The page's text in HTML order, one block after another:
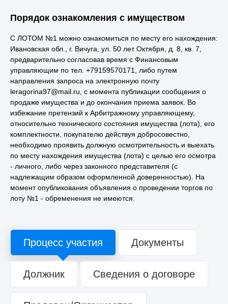
Порядок ознакомления с имуществом
С ЛОТОМ №1 можно ознакомиться по месту его нахождения:
Ивановская обл., г. Вичуга, ул. 50 лет Октября, д. 8, кв. 7,
предварительно согласовав время с Финансовым
управляющим по тел. +79159570171, либо путем
направления запроса на электронную почту
leragorina97@mail.ru, с момента публикации сообщения о
продаже имущества и до окончания приема заявок. Во
избежание претензий к Арбитражному управляющему,
относительно технического состояния имущества (лота), его
комплектности, покупателю действуя добросовестно,
необходимо проявить должную осмотрительность и выехать
по месту нахождения имущества (лота) с целью его осмотра
- личного, либо через законного представителя (с
надлежащим образом оформленной доверенностью). На
момент опубликования объявления о проведении торгов по
лоту №1 - обременения не имеются.
Процесс участия Документы
Должник Сведения о договоре